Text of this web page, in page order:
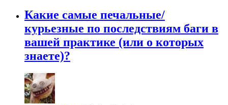
Какие самые печальные/
курьезные по последствиям баги в
вашей практике (или о которых
знаете)?